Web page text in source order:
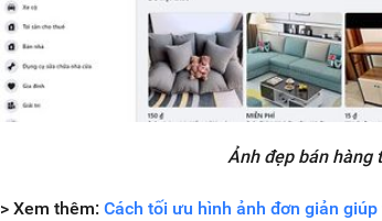
Ảnh đẹp bán hàng
> Xem thêm:Cách tối ưu hình ảnh đơn giản